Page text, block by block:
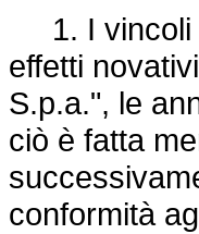
1. I vincoli
effetti
S.p.a.", le
ciò è fatta
conformità